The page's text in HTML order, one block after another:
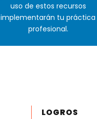
uso de estos recursos
implementarán tu práctica
profesional.
LOGROS